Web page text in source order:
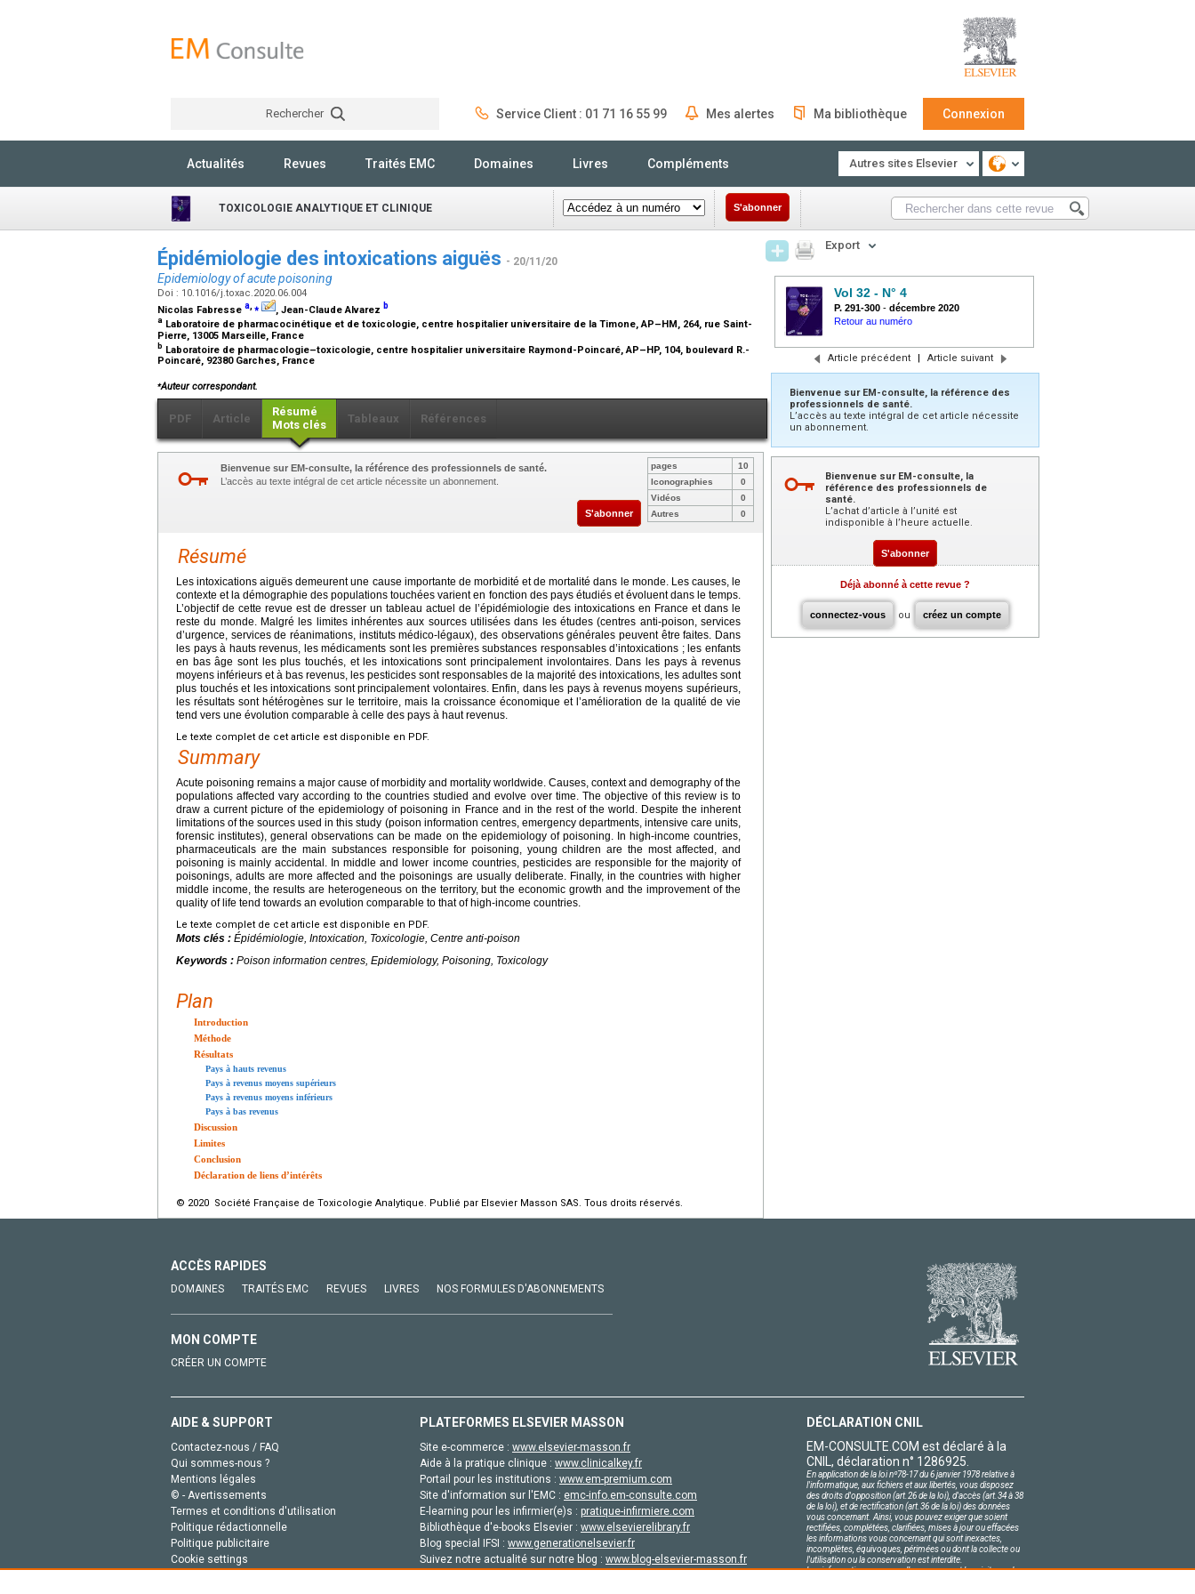
Rechercher Service Client : 01 71 16 55 99 Mes alertes Ma bibliothèque Connexion
Actualités Revues Traités EMC Domaines Livres Compléments Autres sites Elsevier
TOXICOLOGIE ANALYTIQUE ET CLINIQUE S'abonner
Épidémiologie des intoxications aiguës - 20/11/20
Epidemiology of acute poisoning
Doi : 10.1016/j.toxac.2020.06.004
Nicolas Fabresse a,⁎ , Jean-Claude Alvarez b
a Laboratoire de pharmacocinétique et de toxicologie, centre hospitalier universitaire de la Timone, AP–HM, 264, rue Saint-
Pierre, 13005 Marseille, France
b Laboratoire de pharmacologie–toxicologie, centre hospitalier universitaire Raymond-Poincaré, AP–HP, 104, boulevard R.-
Poincaré, 92380 Garches, France
⁎Auteur correspondant.
PDF Article
Résumé
Mots clés
Tableaux Références
Bienvenue sur EM-consulte, la référence des professionnels de santé.
L’accès au texte intégral de cet article nécessite un abonnement.
S'abonner
pages
10
Iconographies
0
Vidéos
0
Autres
0
Résumé
Les intoxications aiguës demeurent une cause importante de morbidité et de mortalité dans le monde. Les causes, le
contexte et la démographie des populations touchées varient en fonction des pays étudiés et évoluent dans le temps.
L’objectif de cette revue est de dresser un tableau actuel de l’épidémiologie des intoxications en France et dans le
reste du monde. Malgré les limites inhérentes aux sources utilisées dans les études (centres anti-poison, services
d’urgence, services de réanimations, instituts médico-légaux), des observations générales peuvent être faites. Dans
les pays à hauts revenus, les médicaments sont les premières substances responsables d’intoxications ; les enfants
en bas âge sont les plus touchés, et les intoxications sont principalement involontaires. Dans les pays à revenus
moyens inférieurs et à bas revenus, les pesticides sont responsables de la majorité des intoxications, les adultes sont
plus touchés et les intoxications sont principalement volontaires. Enfin, dans les pays à revenus moyens supérieurs,
les résultats sont hétérogènes sur le territoire, mais la croissance économique et l’amélioration de la qualité de vie
tend vers une évolution comparable à celle des pays à haut revenus.
Le texte complet de cet article est disponible en PDF.
Summary
Acute poisoning remains a major cause of morbidity and mortality worldwide. Causes, context and demography of the
populations affected vary according to the countries studied and evolve over time. The objective of this review is to
draw a current picture of the epidemiology of poisoning in France and in the rest of the world. Despite the inherent
limitations of the sources used in this study (poison information centres, emergency departments, intensive care units,
forensic institutes), general observations can be made on the epidemiology of poisoning. In high-income countries,
pharmaceuticals are the main substances responsible for poisoning, young children are the most affected, and
poisoning is mainly accidental. In middle and lower income countries, pesticides are responsible for the majority of
poisonings, adults are more affected and the poisonings are usually deliberate. Finally, in the countries with higher
middle income, the results are heterogeneous on the territory, but the economic growth and the improvement of the
quality of life tend towards an evolution comparable to that of high-income countries.
Le texte complet de cet article est disponible en PDF.
Mots clés : Épidémiologie, Intoxication, Toxicologie, Centre anti-poison
Keywords : Poison information centres, Epidemiology, Poisoning, Toxicology
Plan
Introduction
Méthode
Résultats
Pays à hauts revenus
Pays à revenus moyens supérieurs
Pays à revenus moyens inférieurs
Pays à bas revenus
Discussion
Limites
Conclusion
Déclaration de liens d’intérêts
© 2020 Société Française de Toxicologie Analytique. Publié par Elsevier Masson SAS. Tous droits réservés.
Export
Vol 32 - N° 4
P. 291-300 - décembre 2020
Retour au numéro
Article précédent | Article suivant
Bienvenue sur EM-consulte, la référence des
professionnels de santé.
L’accès au texte intégral de cet article nécessite
un abonnement.
Bienvenue sur EM-consulte, la
référence des professionnels de
santé.
L’achat d’article à l’unité est
indisponible à l’heure actuelle.
S'abonner
Déjà abonné à cette revue ?
connectez-vous ou créez un compte
ACCÈS RAPIDES
DOMAINES TRAITÉS EMC REVUES LIVRES NOS FORMULES D'ABONNEMENTS
MON COMPTE
CRÉER UN COMPTE
AIDE & SUPPORT
Contactez-nous / FAQ
Qui sommes-nous ?
Mentions légales
© - Avertissements
Termes et conditions d'utilisation
Politique rédactionnelle
Politique publicitaire
Cookie settings
PLATEFORMES ELSEVIER MASSON
Site e-commerce : www.elsevier-masson.fr
Aide à la pratique clinique : www.clinicalkey.fr
Portail pour les institutions : www.em-premium.com
Site d'information sur l'EMC : emc-info.em-consulte.com
E-learning pour les infirmier(e)s : pratique-infirmiere.com
Bibliothèque d'e-books Elsevier : www.elsevierelibrary.fr
Blog special IFSI : www.generationelsevier.fr
Suivez notre actualité sur notre blog : www.blog-elsevier-masson.fr
DÉCLARATION CNIL
EM-CONSULTE.COM est déclaré à la
CNIL, déclaration n° 1286925.
En application de la loi nº78-17 du 6 janvier 1978 relative à
l'informatique, aux fichiers et aux libertés, vous disposez
des droits d'opposition (art.26 de la loi), d'accès (art.34 à 38
de la loi), et de rectification (art.36 de la loi) des données
vous concernant. Ainsi, vous pouvez exiger que soient
rectifiées, complétées, clarifiées, mises à jour ou effacées
les informations vous concernant qui sont inexactes,
incomplètes, équivoques, périmées ou dont la collecte ou
l'utilisation ou la conservation est interdite.
Les informations personnelles concernant les visiteurs de